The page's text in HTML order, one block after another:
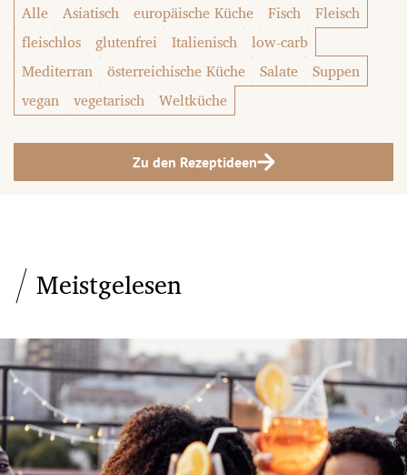
Alle Asiatisch europäische Küche Fisch
Fleisch
fleischlos
glutenfrei Italienisch
low-carb
Mediterran
österreichische Küche Salate
Suppen
vegan
vegetarisch Weltküche
Zu den Rezeptideen
Meistgelesen